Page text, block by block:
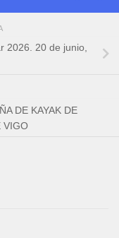
2026. 20 de junio,
DE KAYAK DE
VIGO